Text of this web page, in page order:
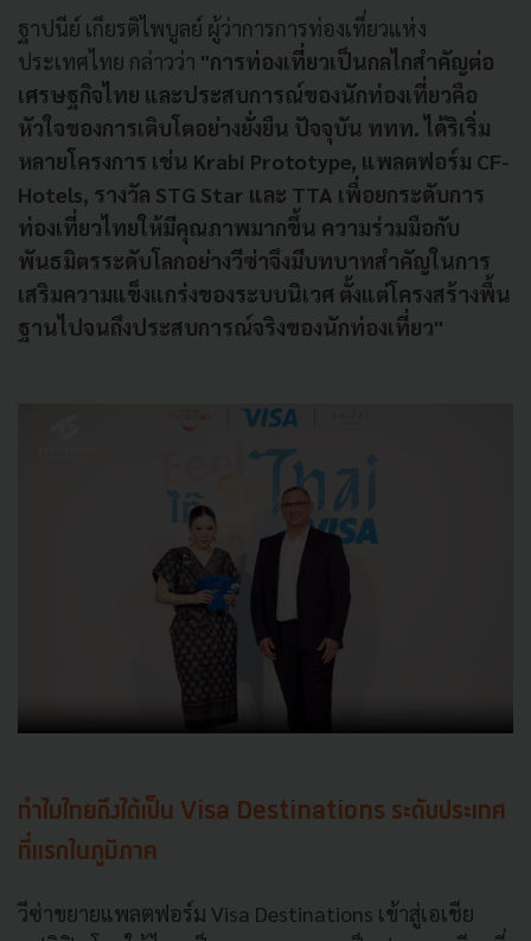
ฐาปนีย์ เกียรติไพบูลย์ ผู้ว่าการการท่องเที่ยวแห่ง
ประเทศไทย กล่าวว่า "การท่องเที่ยวเป็นกลไกสำคัญต่อ
เศรษฐกิจไทย และประสบการณ์ของนักท่องเที่ยวคือ
หัวใจของการเติบโตอย่างยั่งยืน ปัจจุบัน ททท. ได้ริเริ่ม
หลายโครงการ เช่น Krabi Prototype, แพลตฟอร์ม CF-
Hotels, รางวัล STG Star และ TTA เพื่อยกระดับการ
ท่องเที่ยวไทยให้มีคุณภาพมากขึ้น ความร่วมมือกับ
พันธมิตรระดับโลกอย่างวีซ่าจึงมีบทบาทสำคัญในการ
เสริมความแข็งแกร่งของระบบนิเวศ ตั้งแต่โครงสร้างพื้น
ฐานไปจนถึงประสบการณ์จริงของนักท่องเที่ยว"
ทำไมไทยถึงได้เป็น Visa Destinations ระดับประเทศ
ที่แรกในภูมิภาค
วีซ่าขยายแพลตฟอร์ม Visa Destinations เข้าสู่เอเชีย